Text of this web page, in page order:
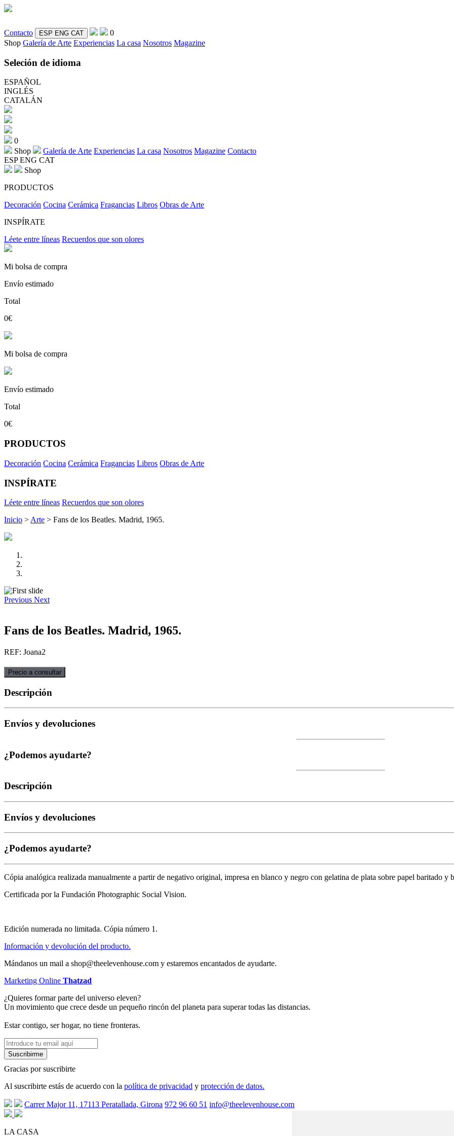
Contacto ESP ENG CAT
0
Shop Galería de Arte Experiencias La casa Nosotros Magazine
Seleción de idioma
ESPAÑOL
INGLÉS
CATALÁN
0
Shop
Galería de Arte Experiencias La casa Nosotros Magazine Contacto
ESP ENG CAT
Shop
PRODUCTOS
Decoración Cocina Cerámica Fragancias Libros Obras de Arte
INSPÍRATE
Léete entre líneas Recuerdos que son olores
Mi bolsa de compra
Envío estimado
Total
0€
Mi bolsa de compra
Envío estimado
Total
0€
PRODUCTOS
Decoración Cocina Cerámica Fragancias Libros Obras de Arte
INSPÍRATE
Léete entre líneas Recuerdos que son olores
Inicio > Arte > Fans de los Beatles. Madrid, 1965.
Previous Next
Fans de los Beatles. Madrid, 1965.
REF: Joana2
Precio a consultar
Descripción
Envíos y devoluciones
¿Podemos ayudarte?
Descripción
Envíos y devoluciones
¿Podemos ayudarte?
Cópia analógica realizada manualmente a partir de negativo original, impresa en blanco y negro con gelatina de plata sobre papel baritado y
Certificada por la Fundación Photographic Social Vision.
Edición numerada no limitada. Cópia número 1.
Información y devolución del producto.
Mándanos un mail a shop@theelevenhouse.com y estaremos encantados de ayudarte.
Marketing Online Thatzad
¿Quieres formar parte del universo eleven?
Un movimiento que crece desde un pequeño rincón del planeta para superar todas las distancias.
Estar contigo, ser hogar, no tiene fronteras.
Gracias por suscribirte
Al suscribirte estás de acuerdo con la política de privacidad y protección de datos.
Carrer Major 11, 17113 Peratallada, Girona 972 96 60 51 info@theelevenhouse.com
LA CASA